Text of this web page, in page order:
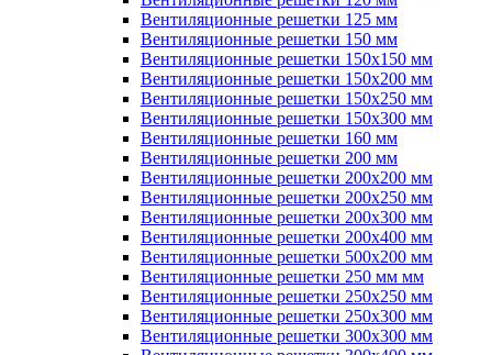
Вентиляционные решетки 125 мм
Вентиляционные решетки 150 мм
Вентиляционные решетки 150х150 мм
Вентиляционные решетки 150х200 мм
Вентиляционные решетки 150х250 мм
Вентиляционные решетки 150х300 мм
Вентиляционные решетки 160 мм
Вентиляционные решетки 200 мм
Вентиляционные решетки 200х200 мм
Вентиляционные решетки 200х250 мм
Вентиляционные решетки 200х300 мм
Вентиляционные решетки 200х400 мм
Вентиляционные решетки 500х200 мм
Вентиляционные решетки 250 мм мм
Вентиляционные решетки 250х250 мм
Вентиляционные решетки 250х300 мм
Вентиляционные решетки 300х300 мм